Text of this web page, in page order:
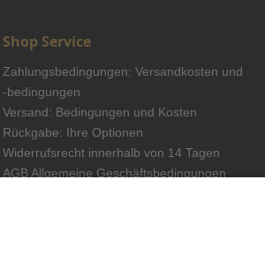
Shop Service
Zahlungsbedingungen: Versandkosten und
-bedingungen
Versand: Bedingungen und Kosten
Rückgabe: Ihre Optionen
Widerrufsrecht innerhalb von 14 Tagen
AGB Allgemeine Geschäftsbedingungen